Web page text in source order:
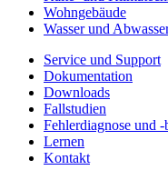
Wohngebäude
Wasser und
Service und Support
Dokumentation
Downloads
Fallstudien
Fehlerdiagnose und -
Lernen
Kontakt